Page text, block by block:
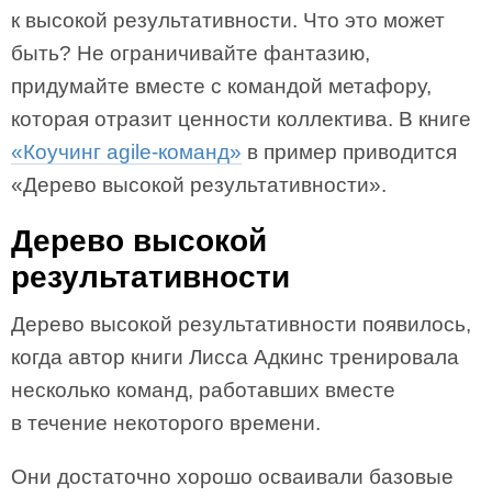
к высокой результативности. Что это может
быть? Не ограничивайте фантазию,
придумайте вместе с командой метафору,
которая отразит ценности коллектива. В книге
«Коучинг agile-команд» в пример приводится
«Дерево высокой результативности».
Дерево высокой
результативности
Дерево высокой результативности появилось,
когда автор книги Лисса Адкинс тренировала
несколько команд, работавших вместе
в течение некоторого времени.
Они достаточно хорошо осваивали базовые